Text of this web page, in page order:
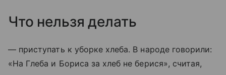
Что нельзя делать
— приступать к уборке хлеба. В народе говорили:
«На Глеба и Бориса за хлеб не берися», считая,